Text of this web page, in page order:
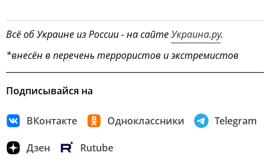
Всё об Украине из России - на сайтеУкраина.ру.
*внесён в перечень террористов и экстремистов
Подписывайся на
ВКонтакте Одноклассники Telegram
Дзен Rutube